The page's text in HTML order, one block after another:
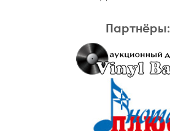
Партнёры: